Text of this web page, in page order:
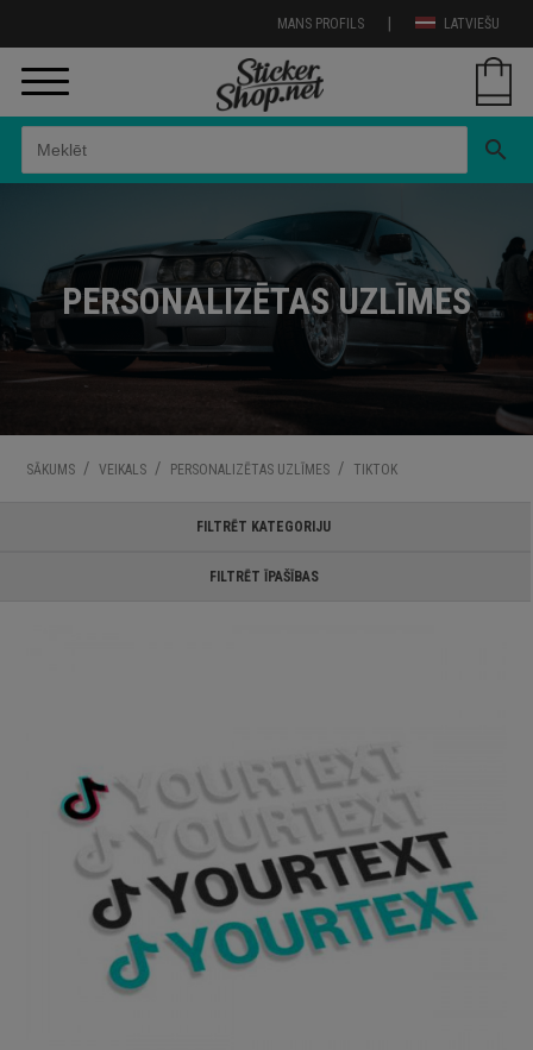
LATVIEŠU
|
MANS PROFILS
search
PERSONALIZĒTAS UZLĪMES
SĀKUMS / VEIKALS / PERSONALIZĒTAS UZLĪMES / TIKTOK
FILTRĒT KATEGORIJU
FILTRĒT ĪPAŠĪBAS